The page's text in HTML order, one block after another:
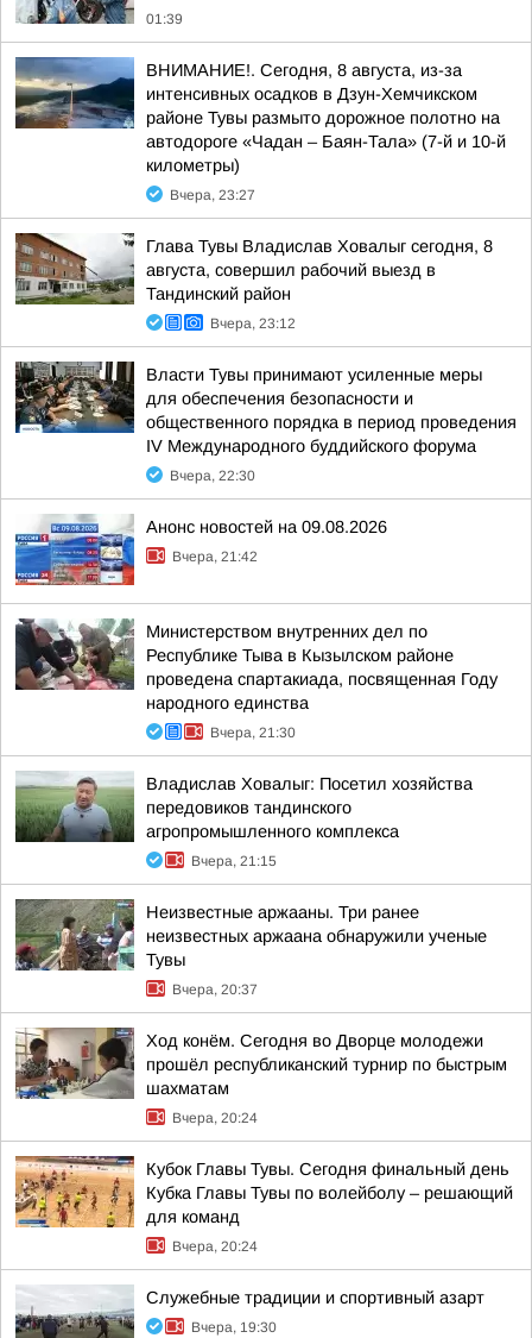
01:39
ВНИМАНИЕ!. Сегодня, 8 августа, из-за
интенсивных осадков в Дзун-Хемчикском
районе Тувы размыто дорожное полотно на
автодороге «Чадан – Баян-Тала» (7-й и 10-й
километры)
Вчера, 23:27
Глава Тувы Владислав Ховалыг сегодня, 8
августа, совершил рабочий выезд в
Тандинский район
Вчера, 23:12
Власти Тувы принимают усиленные меры
для обеспечения безопасности и
общественного порядка в период проведения
IV Международного буддийского форума
Вчера, 22:30
Анонс новостей на 09.08.2026
Вчера, 21:42
Министерством внутренних дел по
Республике Тыва в Кызылском районе
проведена спартакиада, посвященная Году
народного единства
Вчера, 21:30
Владислав Ховалыг: Посетил хозяйства
передовиков тандинского
агропромышленного комплекса
Вчера, 21:15
Неизвестные аржааны. Три ранее
неизвестных аржаана обнаружили ученые
Тувы
Вчера, 20:37
Ход конём. Сегодня во Дворце молодежи
прошёл республиканский турнир по быстрым
шахматам
Вчера, 20:24
Кубок Главы Тувы. Сегодня финальный день
Кубка Главы Тувы по волейболу – решающий
для команд
Вчера, 20:24
Служебные традиции и спортивный азарт
Вчера, 19:30